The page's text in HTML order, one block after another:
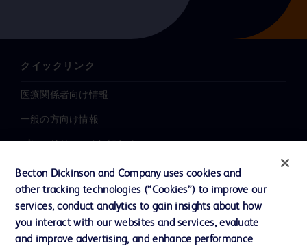
クイックリンク
医療関係者向け情報
一般の方向け情報
プレスリリース / お知らせ
インクルージョン、ダイバー
シティ ＆ エクイティ
投資家向け情報（英語）
会社案内
Becton Dickinson and Company uses cookies and
other tracking technologies (“Cookies”) to improve our
services, conduct analytics to gain insights about how
you interact with our websites and services, evaluate
and improve advertising, and enhance performance